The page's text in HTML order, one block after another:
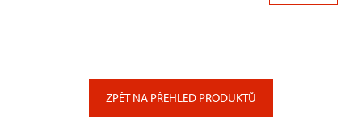
ZPĚT NA PŘEHLED PRODUKTŮ